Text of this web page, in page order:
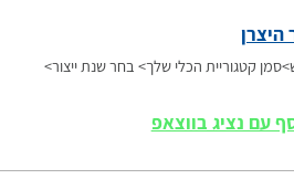
קטגוריית הכלי שלך> בחר שנת ייצור>
עם נציג בווצאפ